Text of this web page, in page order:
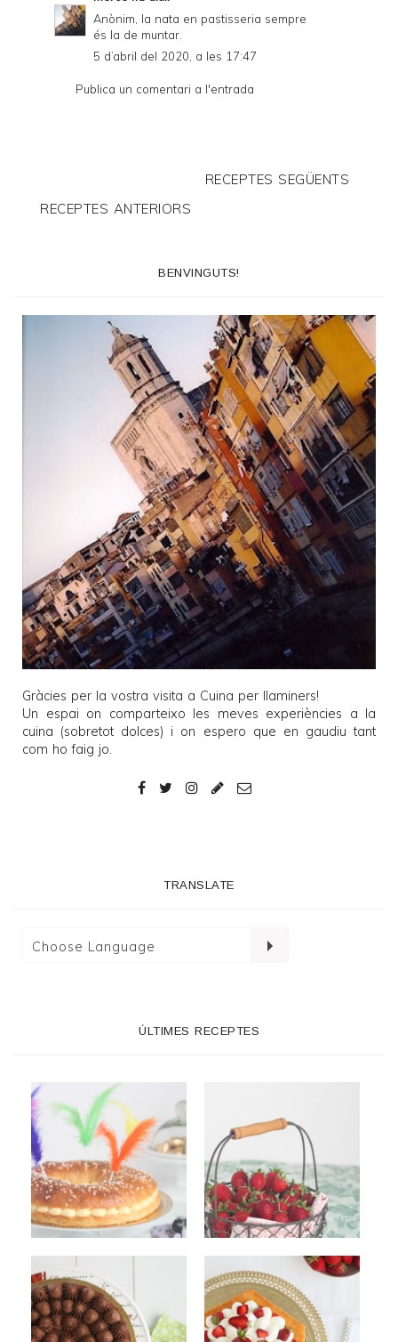
Anònim, la nata en pastisseria sempre
és la de muntar.
5 d’abril del 2020, a les 17:47
Publica un comentari a l'entrada
RECEPTES SEGÜENTS
RECEPTES ANTERIORS
BENVINGUTS!
Gràcies per la vostra visita a Cuina per llaminers!
Un espai on comparteixo les meves experiències a la
cuina (sobretot dolces) i on espero que en gaudiu tant
com ho faig jo.
TRANSLATE
ÚLTIMES RECEPTES